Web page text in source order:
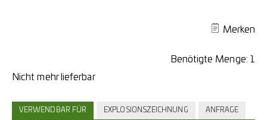
Merken
Benötigte Menge: 1
VERWENDBAR FÜR EXPLOSIONSZEICHNUNG ANFRAGE